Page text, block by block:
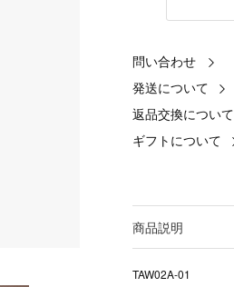
問い合わせ
発送について
返品交換について
ギフトについて
商品説明
TAW02A-01